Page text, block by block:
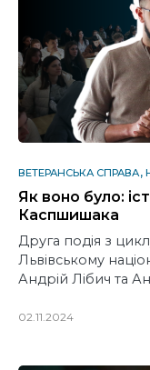
ВЕТЕРАНСЬКА СПРАВА
Як воно було:
Каспшишака
Друга подія з
Львівському
Андрій Лібич та
02.11.2024